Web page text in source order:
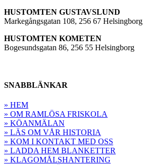
HUSTOMTEN GUSTAVSLUND
Markegångsgatan 108, 256 67 Helsingborg
HUSTOMTEN KOMETEN
Bogesundsgatan 86, 256 55 Helsingborg
SNABBLÄNKAR
» HEM
» OM RAMLÖSA FRISKOLA
» KÖANMÄLAN
» LÄS OM VÅR HISTORIA
» KOM I KONTAKT MED OSS
» LADDA HEM BLANKETTER
» KLAGOMÅLSHANTERING